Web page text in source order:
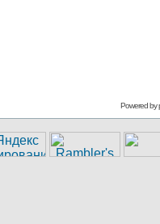
Powered by